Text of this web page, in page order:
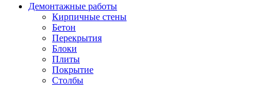
Демонтажные работы
Кирпичные стены
Бетон
Перекрытия
Блоки
Плиты
Покрытие
Столбы